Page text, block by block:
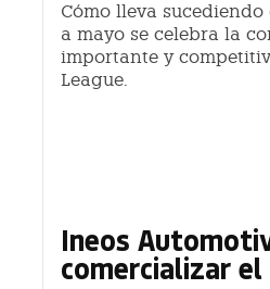
Cómo lleva sucediendo
a mayo se celebra la
importante y
League.
Ineos
comercializar el